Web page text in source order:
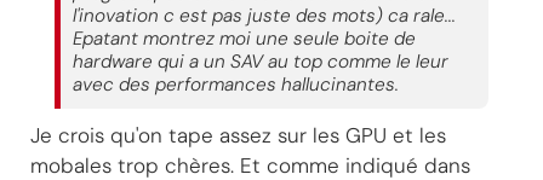
l'inovation c est pas juste des mots) ca rale...
Epatant montrez moi une seule boite de
hardware qui a un SAV au top comme le leur
avec des performances hallucinantes.
Je crois qu'on tape assez sur les GPU et les
mobales trop chères. Et comme indiqué dans